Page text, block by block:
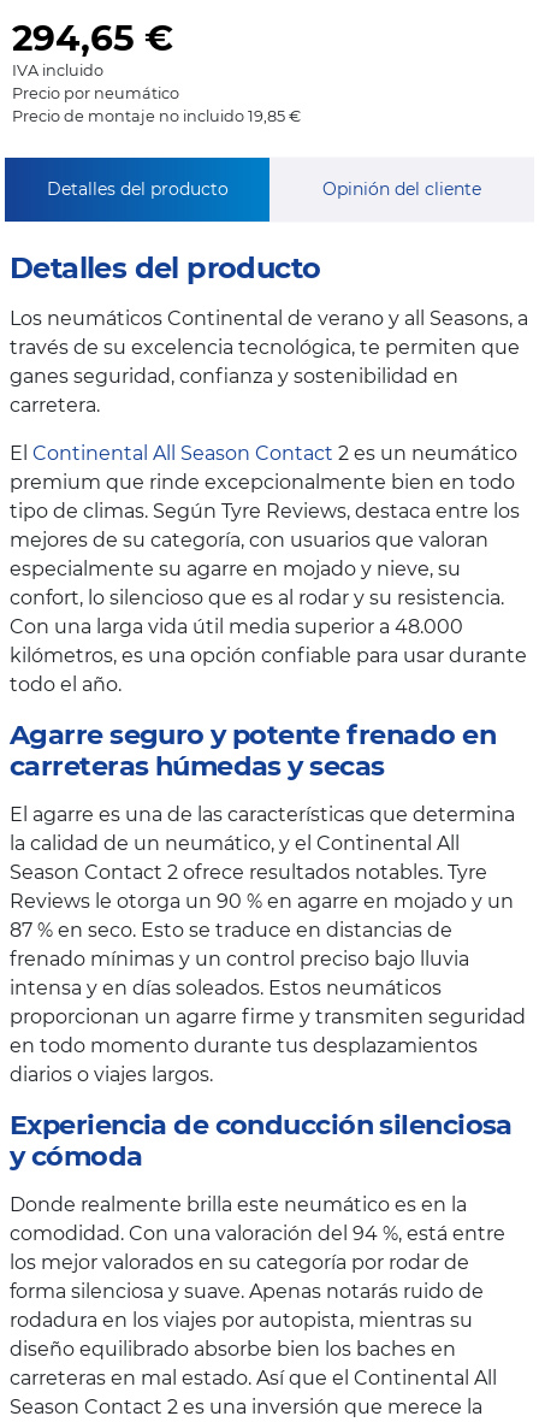
294,65 €
IVA incluido
Precio por neumático
Precio de montaje no incluido 19,85 €
Detalles del producto Opinión del cliente
Detalles del producto
Los neumáticos Continental de verano y all Seasons, a
través de su excelencia tecnológica, te permiten que
ganes seguridad, confianza y sostenibilidad en
carretera.
El Continental All Season Contact 2 es un neumático
premium que rinde excepcionalmente bien en todo
tipo de climas. Según Tyre Reviews, destaca entre los
mejores de su categoría, con usuarios que valoran
especialmente su agarre en mojado y nieve, su
confort, lo silencioso que es al rodar y su resistencia.
Con una larga vida útil media superior a 48.000
kilómetros, es una opción confiable para usar durante
todo el año.
Agarre seguro y potente frenado en
carreteras húmedas y secas
El agarre es una de las características que determina
la calidad de un neumático, y el Continental All
Season Contact 2 ofrece resultados notables. Tyre
Reviews le otorga un 90 % en agarre en mojado y un
87 % en seco. Esto se traduce en distancias de
frenado mínimas y un control preciso bajo lluvia
intensa y en días soleados. Estos neumáticos
proporcionan un agarre firme y transmiten seguridad
en todo momento durante tus desplazamientos
diarios o viajes largos.
Experiencia de conducción silenciosa
y cómoda
Donde realmente brilla este neumático es en la
comodidad. Con una valoración del 94 %, está entre
los mejor valorados en su categoría por rodar de
forma silenciosa y suave. Apenas notarás ruido de
rodadura en los viajes por autopista, mientras su
diseño equilibrado absorbe bien los baches en
carreteras en mal estado. Así que el Continental All
Season Contact 2 es una inversión que merece la